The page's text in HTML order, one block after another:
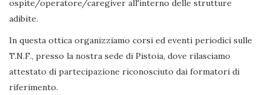
ospite/operatore/caregiver all'interno delle strutture
adibite.
In questa ottica organizziamo corsi ed eventi periodici sulle
T.N.F., presso la nostra sede di Pistoia, dove rilasciamo
attestato di partecipazione riconosciuto dai formatori di
riferimento.